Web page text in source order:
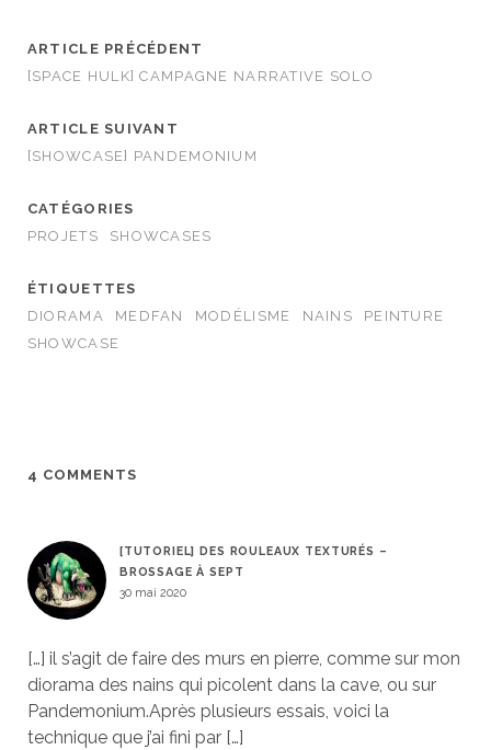
ARTICLE PRÉCÉDENT
[SPACE HULK] CAMPAGNE NARRATIVE SOLO
ARTICLE SUIVANT
[SHOWCASE] PANDEMONIUM
CATÉGORIES
PROJETS
SHOWCASES
ÉTIQUETTES
DIORAMA
MEDFAN MODÉLISME NAINS
PEINTURE
SHOWCASE
4 COMMENTS
[TUTORIEL] DES ROULEAUX TEXTURÉS –
BROSSAGE À SEPT
30 mai 2020
[…] il s’agit de faire des murs en pierre, comme sur mon
diorama des nains qui picolent dans la cave, ou sur
Pandemonium.Après plusieurs essais, voici la
technique que j’ai fini par […]